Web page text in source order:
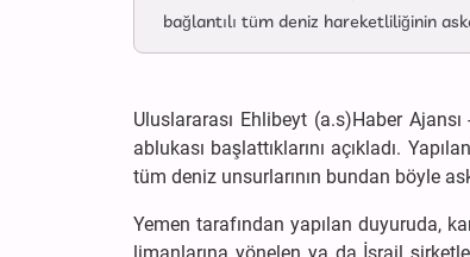
bağlantılı tüm deniz hareketliliğinin
Uluslararası Ehlibeyt (a.s)Haber Ajansı
ablukası başlattıklarını açıkladı.
tüm deniz unsurlarının bundan böyle
Yemen tarafından yapılan duyuruda,
limanlarına yönelen ya da İsrail